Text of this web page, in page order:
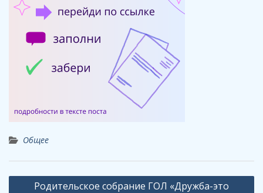
Общее
Навигация
Родительское собрание ГОЛ «Дружба-это